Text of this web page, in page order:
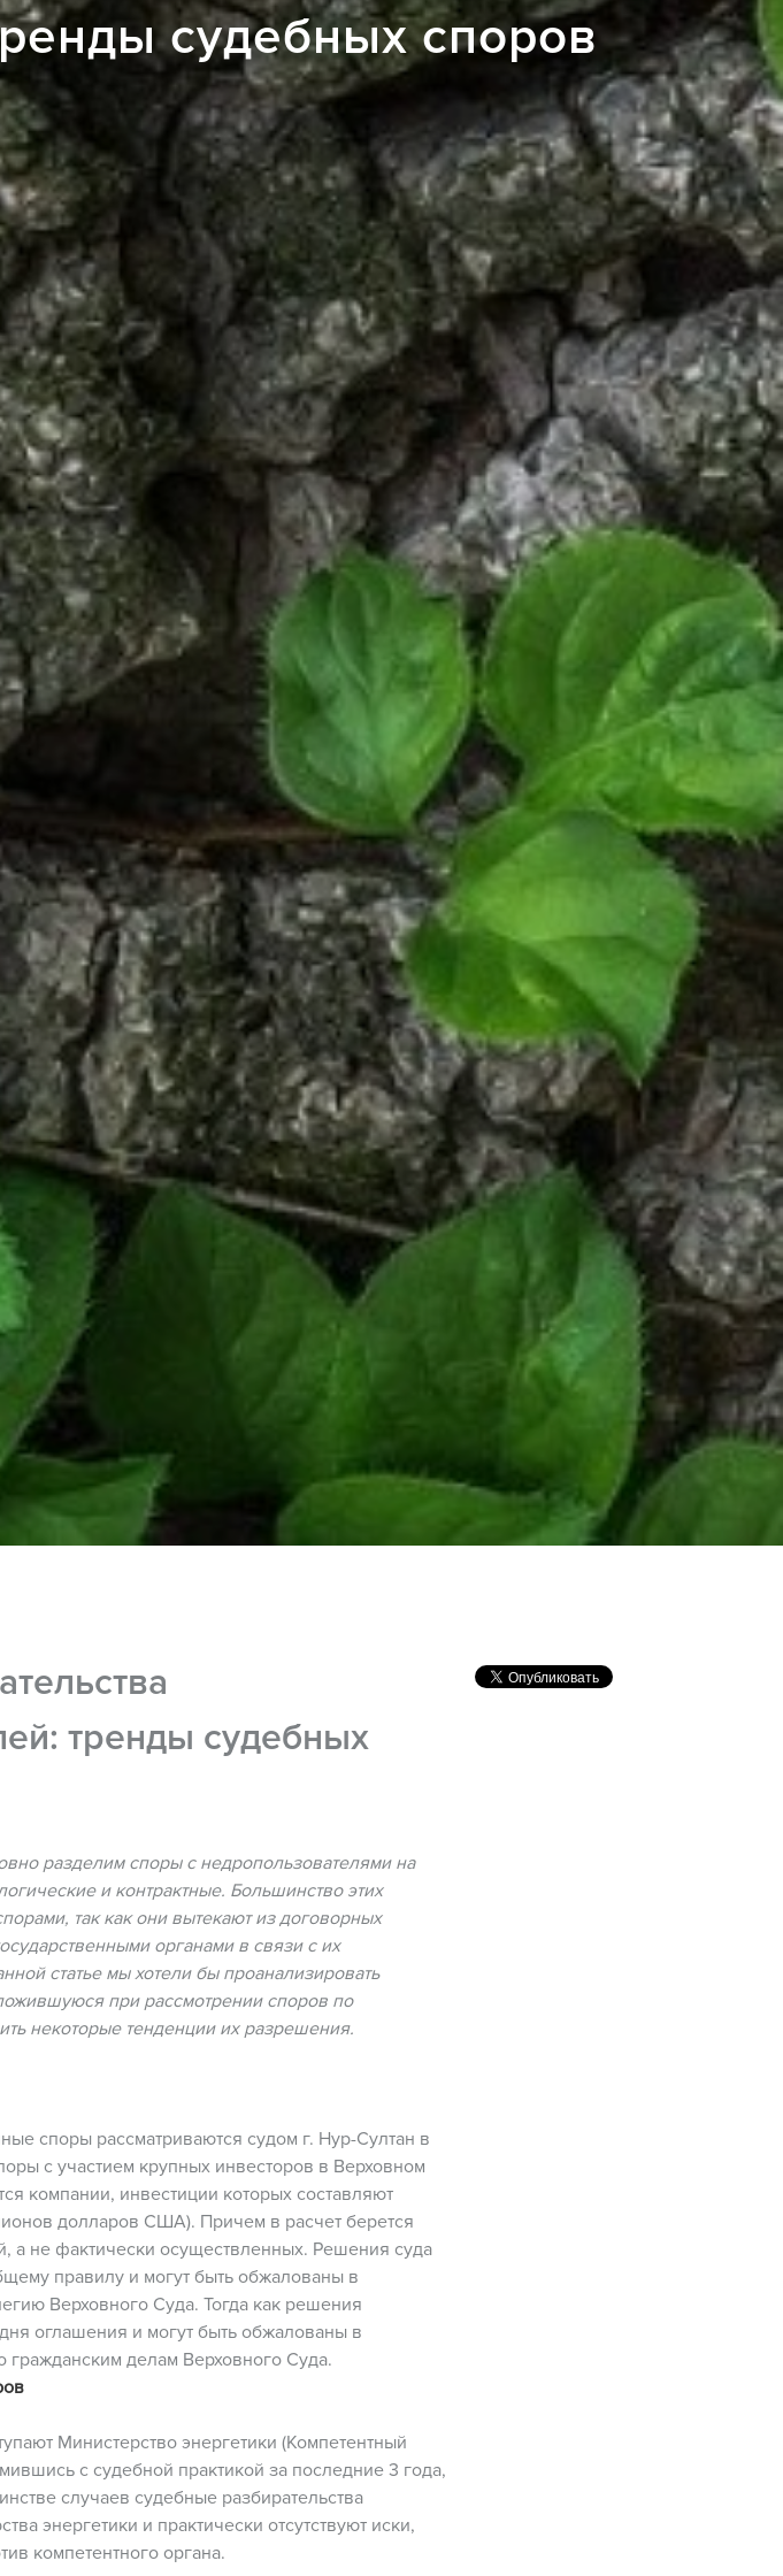
судебных споров
тренды судебных
разделим споры с недропользователями на
и контрактные. Большинство этих
так как они вытекают из договорных
органами в связи с их
статье мы хотели бы проанализировать
при рассмотрении споров по
некоторые тенденции их разрешения.
споры рассматриваются судом г. Нур-Султан в
с участием крупных инвесторов в Верховном
компании, инвестиции которых составляют
долларов США). Причем в расчет берется
а не фактически осуществленных. Решения суда
правилу и могут быть обжалованы в
Верховного Суда. Тогда как решения
оглашения и могут быть обжалованы в
делам Верховного Суда.
Министерство энергетики (Компетентный
с судебной практикой за последние 3 года,
случаев судебные разбирательства
энергетики и практически отсутствуют иски,
компетентного органа.